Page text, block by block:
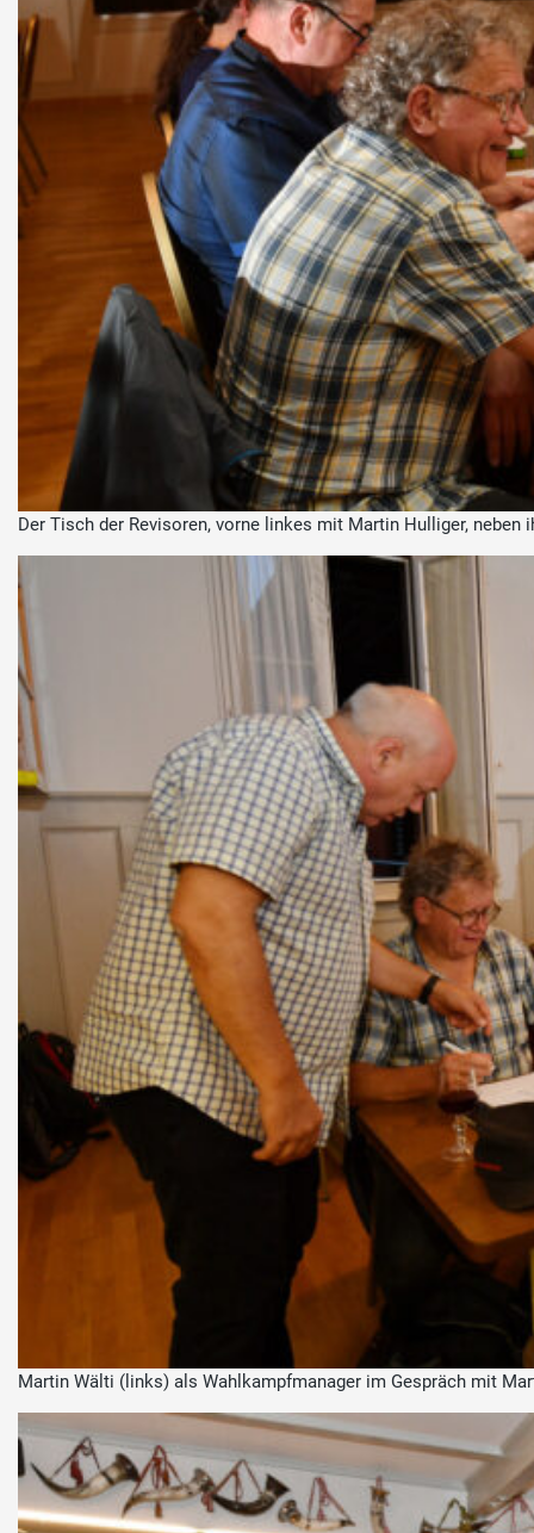
Der Tisch der Revisoren, vorne linkes mit Martin Hulliger, neben
Martin Wälti (links) als Wahlkampfmanager im Gespräch mit